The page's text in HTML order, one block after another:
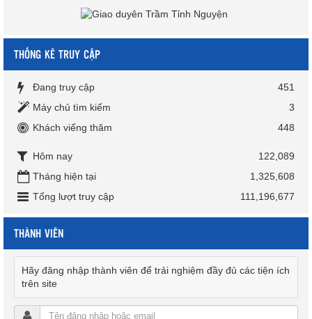
THỐNG KÊ TRUY CẬP
Đang truy cập
451
Máy chủ tìm kiếm
3
Khách viếng thăm
448
Hôm nay
122,089
Tháng hiện tại
1,325,608
Tổng lượt truy cập
111,196,677
THÀNH VIÊN
Hãy đăng nhập thành viên để trải nghiệm đầy đủ các tiện ích
trên site